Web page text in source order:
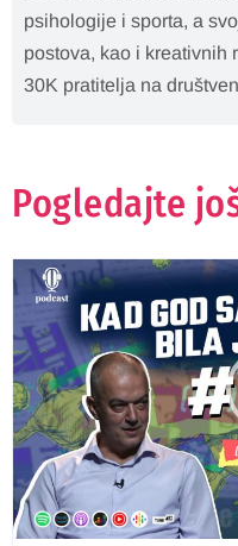
psihologije i sporta, a
postova, kao i kreativnih
30K pratitelja na
Pogledajte